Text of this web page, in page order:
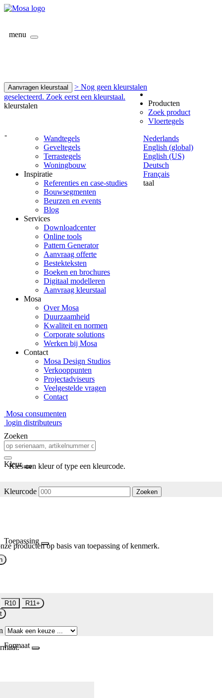
menu
Aanvragen kleurstaal
> Nog geen kleurstalen
geselecteerd. Zoek eerst een kleurstaal.
kleurstalen
-
Nederlands
English (global)
English (US)
Deutsch
Français
taal
Producten
Zoek product
Vloertegels
Wandtegels
Geveltegels
Terrastegels
Woningbouw
Inspiratie
Referenties en case-studies
Bouwsegmenten
Beurzen en events
Blog
Services
Downloadcenter
Online tools
Pattern Generator
Aanvraag offerte
Bestekteksten
Boeken en brochures
Digitaal modelleren
Aanvraag kleurstaal
Mosa
Over Mosa
Duurzaamheid
Kwaliteit en normen
Corporate solutions
Werken bij Mosa
Contact
Mosa Design Studios
Verkooppunten
Projectadviseurs
Veelgestelde vragen
Contact
Mosa consumenten
login distributeurs
Zoeken
Kleur
Kies een kleur of type een kleurcode.
Kleurcode Zoeken
Toepassing
producten op basis van toepassing of kenmerk.
R10
R11+
Formaat